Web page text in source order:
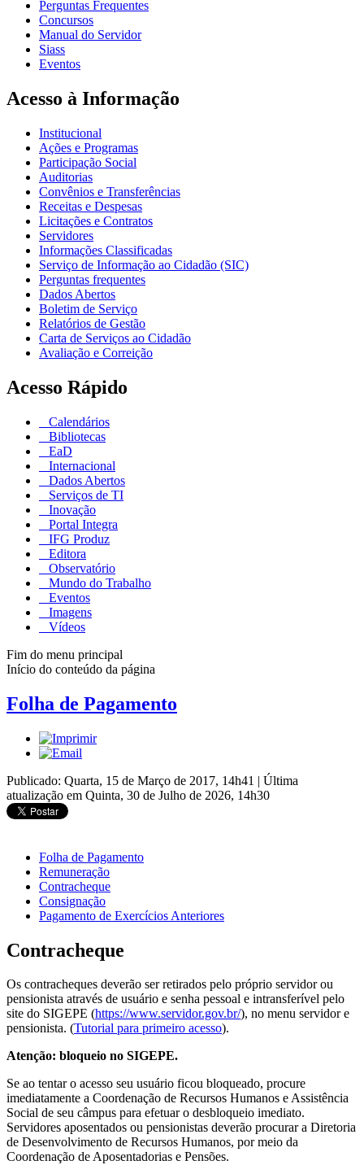
Perguntas Frequentes
Concursos
Manual do Servidor
Siass
Eventos
Acesso à Informação
Institucional
Ações e Programas
Participação Social
Auditorias
Convênios e Transferências
Receitas e Despesas
Licitações e Contratos
Servidores
Informações Classificadas
Serviço de Informação ao Cidadão (SIC)
Perguntas frequentes
Dados Abertos
Boletim de Serviço
Relatórios de Gestão
Carta de Serviços ao Cidadão
Avaliação e Correição
Acesso Rápido
Calendários
Bibliotecas
EaD
Internacional
Dados Abertos
Serviços de TI
Inovação
Portal Integra
IFG Produz
Editora
Observatório
Mundo do Trabalho
Eventos
Imagens
Vídeos
Fim do menu principal
Início do conteúdo da página
Folha de Pagamento
Publicado: Quarta, 15 de Março de 2017, 14h41 | Última
atualização em Quinta, 30 de Julho de 2026, 14h30
Folha de Pagamento
Remuneração
Contracheque
Consignação
Pagamento de Exercícios Anteriores
Contracheque
Os contracheques deverão ser retirados pelo próprio servidor ou
pensionista através de usuário e senha pessoal e intransferível pelo
site do SIGEPE (https://www.servidor.gov.br/), no menu servidor e
pensionista. (Tutorial para primeiro acesso).
Atenção: bloqueio no SIGEPE.
Se ao tentar o acesso seu usuário ficou bloqueado, procure
imediatamente a Coordenação de Recursos Humanos e Assistência
Social de seu câmpus para efetuar o desbloqueio imediato.
Servidores aposentados ou pensionistas deverão procurar a Diretoria
de Desenvolvimento de Recursos Humanos, por meio da
Coordenação de Aposentadorias e Pensões.